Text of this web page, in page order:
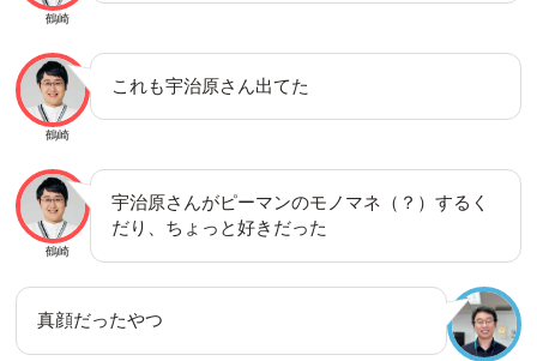
鶴崎
鶴崎
これも宇治原さん出てた
鶴崎
宇治原さんがピーマンのモノマネ（？）するく
だり、ちょっと好きだった
真顔だったやつ